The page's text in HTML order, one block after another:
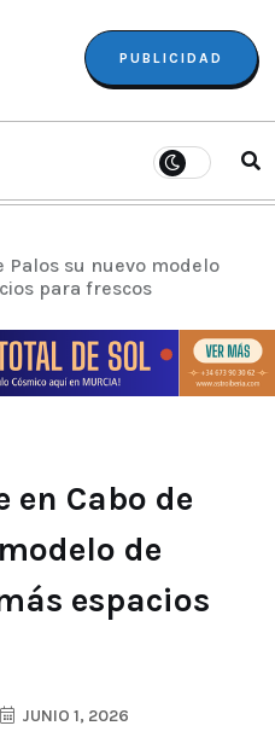
PUBLICIDAD
Palos su nuevo modelo
para frescos
en Cabo de
de
espacios
JUNIO 1, 2026